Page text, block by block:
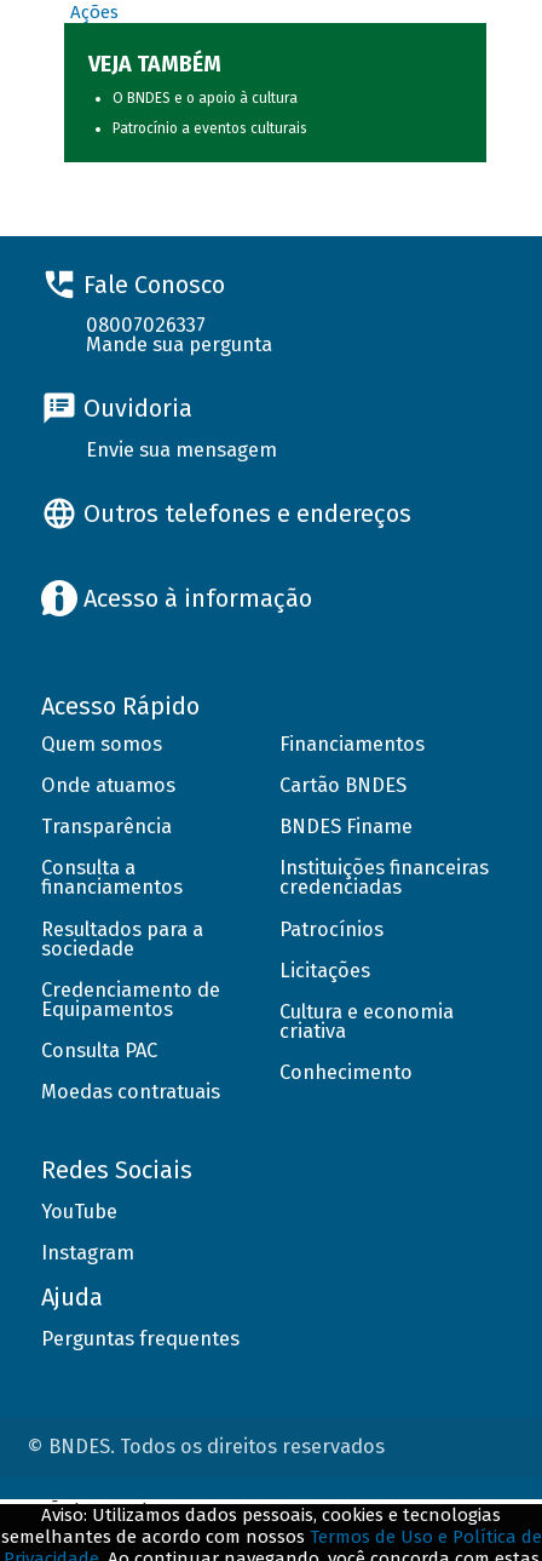
Ações
VEJA TAMBÉM
O BNDES e o apoio à cultura
Patrocínio a eventos culturais
Fale Conosco
08007026337
Mande sua pergunta
Ouvidoria
Envie sua mensagem
Outros telefones e endereços
Acesso à informação
Acesso Rápido
Quem somos
Onde atuamos
Transparência
Consulta a
financiamentos
Resultados para a
sociedade
Credenciamento de
Equipamentos
Consulta PAC
Moedas contratuais
Financiamentos
Cartão BNDES
BNDES Finame
Instituições financeiras
credenciadas
Patrocínios
Licitações
Cultura e economia
criativa
Conhecimento
Redes Sociais
YouTube
Instagram
Ajuda
Perguntas frequentes
© BNDES. Todos os direitos reservados
Aviso: Utilizamos dados pessoais, cookies e tecnologias
semelhantes de acordo com nossos Termos de Uso e Política de
ConteÃºdo complementar
${title}${badge}